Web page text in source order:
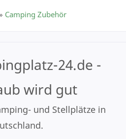
Camping Zubehör
24.de -
wird gut
und Stellplätze in